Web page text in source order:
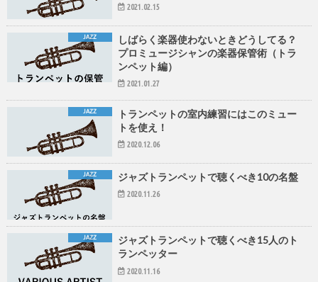
2021.02.15
JAZZ
しばらく楽器使わないときどうしてる？
プロミュージシャンの楽器保管術（トラ
ンペット編）
2021.01.27
JAZZ
トランペットの室内練習にはこのミュー
トを使え！
2020.12.06
JAZZ ジャズトランペットで聴くべき10の名盤
2020.11.26
JAZZ
ジャズトランペットで聴くべき15人のト
ランペッター
2020.11.16